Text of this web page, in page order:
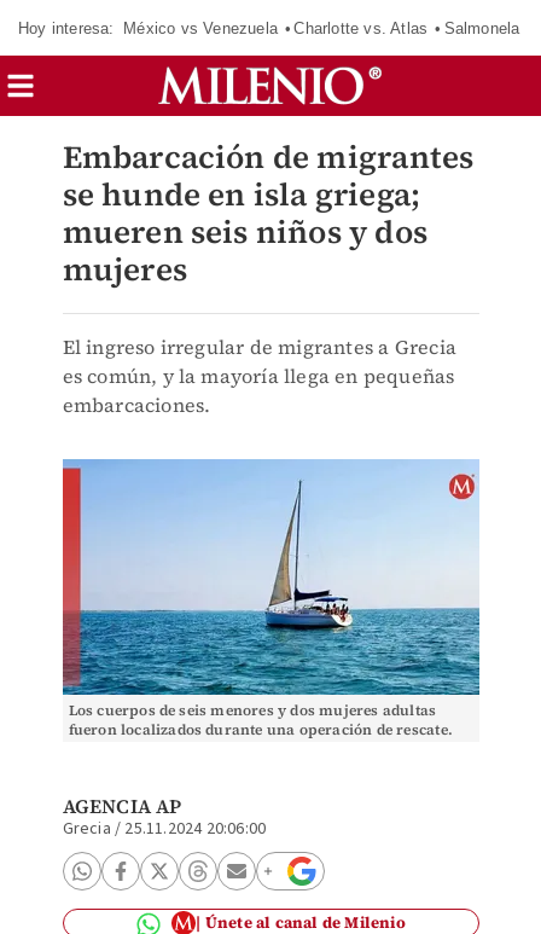
Hoy interesa: México vs Venezuela Charlotte vs. Atlas Salmonela
Embarcación de migrantes
se hunde en isla griega;
mueren seis niños y dos
mujeres
El ingreso irregular de migrantes a Grecia
es común, y la mayoría llega en pequeñas
embarcaciones.
Los cuerpos de seis menores y dos mujeres adultas
fueron localizados durante una operación de rescate.
AGENCIA AP
Grecia / 25.11.2024 20:06:00
Únete al canal de Milenio